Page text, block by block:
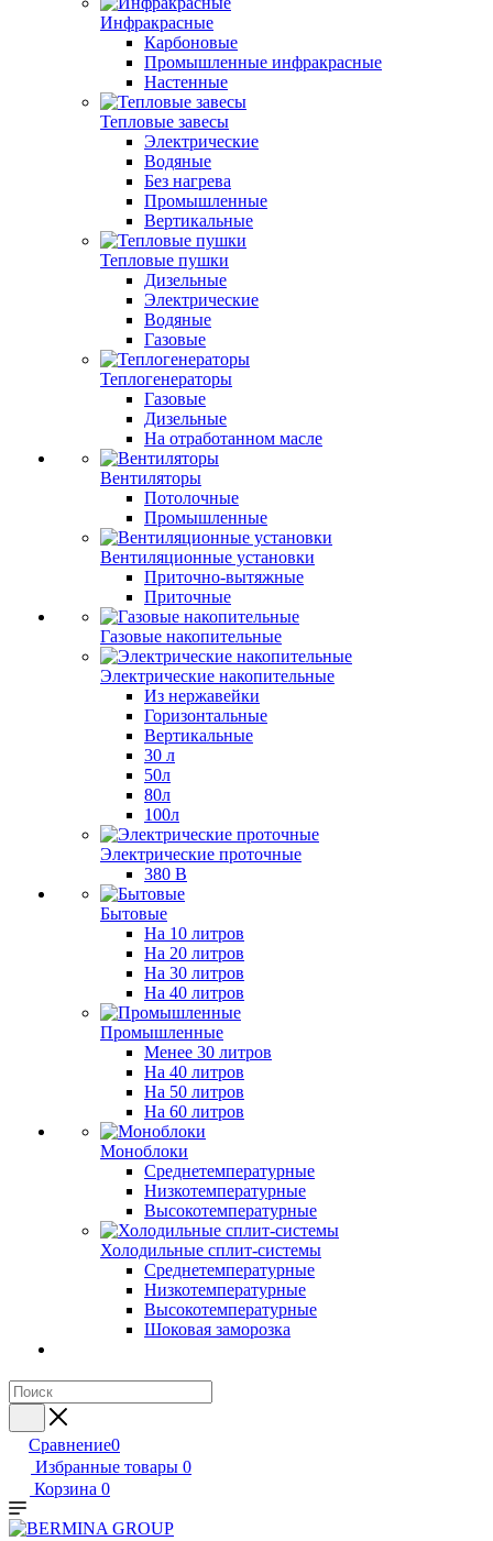
Инфракрасные
Карбоновые
Промышленные инфракрасные
Настенные
Тепловые завесы
Электрические
Водяные
Без нагрева
Промышленные
Вертикальные
Тепловые пушки
Дизельные
Электрические
Водяные
Газовые
Теплогенераторы
Газовые
Дизельные
На отработанном масле
Вентиляторы
Потолочные
Промышленные
Вентиляционные установки
Приточно-вытяжные
Приточные
Газовые накопительные
Электрические накопительные
Из нержавейки
Горизонтальные
Вертикальные
30 л
50л
80л
100л
Электрические проточные
380 В
Бытовые
На 10 литров
На 20 литров
На 30 литров
На 40 литров
Промышленные
Менее 30 литров
На 40 литров
На 50 литров
На 60 литров
Моноблоки
Среднетемпературные
Низкотемпературные
Высокотемпературные
Холодильные сплит-системы
Среднетемпературные
Низкотемпературные
Высокотемпературные
Шоковая заморозка
Сравнение0
Избранные товары 0
Корзина 0